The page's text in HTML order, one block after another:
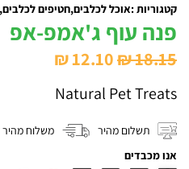
קטגוריות :אוכל לכלבים חטיפים לכלבים
פנה עוף ג'אמפ-אפ
₪18.15
המחיר
המקורי
היה:
₪ 18.15.
₪12.10
₪ 12.10.
Natural Pet Treats
תשלום מהיר משלוח מהיר
אנו מכבדים